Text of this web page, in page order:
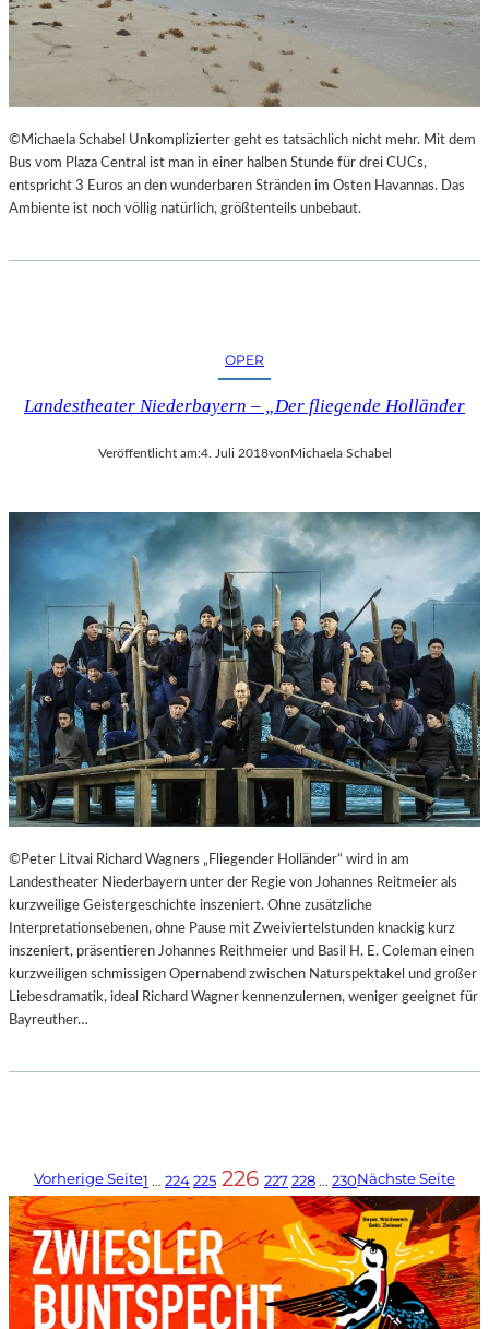
©Michaela Schabel Unkomplizierter geht es tatsächlich nicht mehr. Mit dem
Bus vom Plaza Central ist man in einer halben Stunde für drei CUCs,
entspricht 3 Euros an den wunderbaren Stränden im Osten Havannas. Das
Ambiente ist noch völlig natürlich, größtenteils unbebaut.
OPER
Landestheater Niederbayern – „Der fliegende Holländer
Veröffentlicht am:4. Juli 2018vonMichaela Schabel
©Peter Litvai Richard Wagners „Fliegender Holländer“ wird in am
Landestheater Niederbayern unter der Regie von Johannes Reitmeier als
kurzweilige Geistergeschichte inszeniert. Ohne zusätzliche
Interpretationsebenen, ohne Pause mit Zweiviertelstunden knackig kurz
inszeniert, präsentieren Johannes Reithmeier und Basil H. E. Coleman einen
kurzweiligen schmissigen Opernabend zwischen Naturspektakel und großer
Liebesdramatik, ideal Richard Wagner kennenzulernen, weniger geeignet für
Bayreuther…
Vorherige Seite1 … 224225 226 227228… 230Nächste Seite